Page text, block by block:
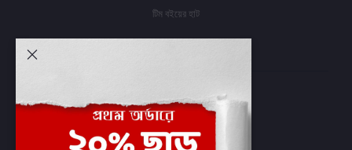
টিম বইয়ের হাট
প্রবেশ করুন
অর্ডার ইতিহাস
আমার ইচ্ছাগুলি